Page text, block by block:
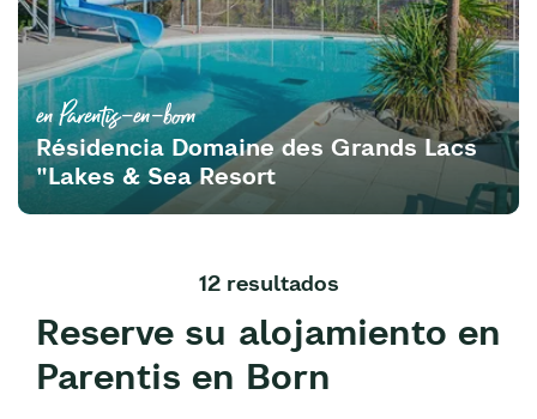
en Parentis-en-born
Résidencia Domaine des Grands Lacs
"Lakes & Sea Resort
12 resultados
Reserve su alojamiento en
Parentis en Born